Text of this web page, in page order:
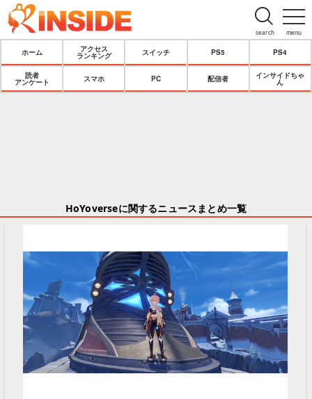
menu
search
ホーム
アクセス
ランキング
スイッチ PS5 PS4
読者
アンケート
スマホ PC 配信者
インサイドちゃ
ん
HoYoverseに関するニュースまとめ一覧